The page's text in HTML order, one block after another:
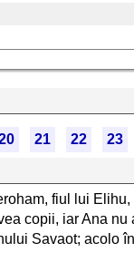
21 22 23
fiul lui
copii, iar Ana nu
Savaot; acolo